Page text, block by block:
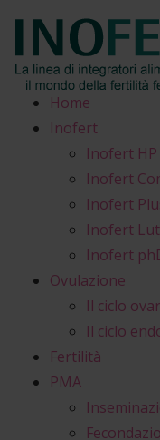
Home
Inofert
Inofert HP
Inofert
Inofert
Inofert
Inofert
Ovulazione
Il ciclo
Il ciclo
Fertilità
PMA